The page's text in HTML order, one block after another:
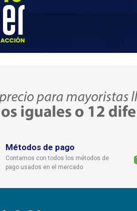
Métodos de pago
Contamos con todos los métodos de
pago usados en el mercado